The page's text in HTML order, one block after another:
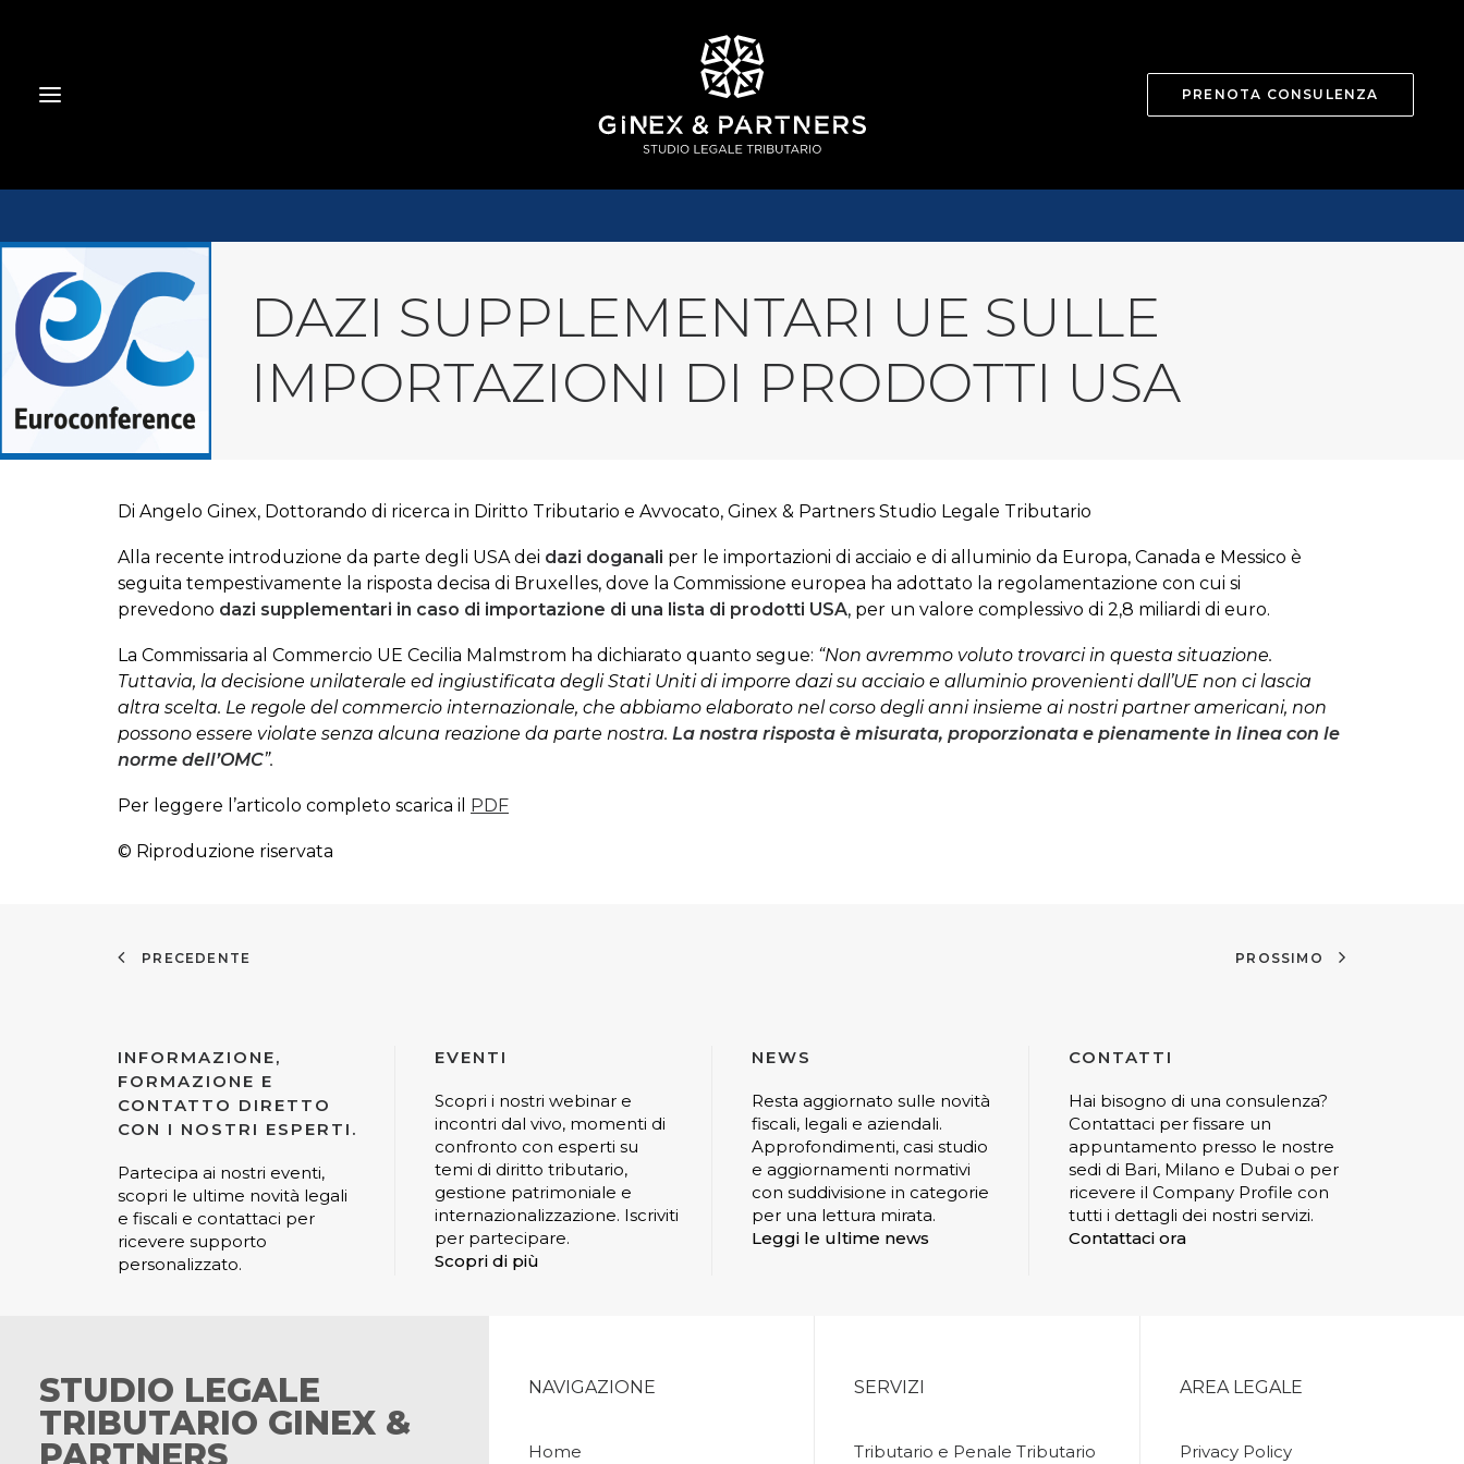
PRENOTA CONSULENZA
DAZI SUPPLEMENTARI UE SULLE
IMPORTAZIONI DI PRODOTTI USA
Di Angelo Ginex, Dottorando di ricerca in Diritto Tributario e Avvocato, Ginex & Partners Studio Legale Tributario
Alla recente introduzione da parte degli USA dei dazi doganali per le importazioni di acciaio e di alluminio da Europa, Canada e Messico è
seguita tempestivamente la risposta decisa di Bruxelles, dove la Commissione europea ha adottato la regolamentazione con cui si
prevedono dazi supplementari in caso di importazione di una lista di prodotti USA, per un valore complessivo di 2,8 miliardi di euro.
La Commissaria al Commercio UE Cecilia Malmstrom ha dichiarato quanto segue: “Non avremmo voluto trovarci in questa situazione.
Tuttavia, la decisione unilaterale ed ingiustificata degli Stati Uniti di imporre dazi su acciaio e alluminio provenienti dall’UE non ci lascia
altra scelta. Le regole del commercio internazionale, che abbiamo elaborato nel corso degli anni insieme ai nostri partner americani, non
possono essere violate senza alcuna reazione da parte nostra. La nostra risposta è misurata, proporzionata e pienamente in linea con le
norme dell’OMC”.
Per leggere l’articolo completo scarica il PDF
© Riproduzione riservata
PRECEDENTE PROSSIMO
INFORMAZIONE,
FORMAZIONE E
CONTATTO DIRETTO
CON I NOSTRI ESPERTI.
Partecipa ai nostri eventi,
scopri le ultime novità legali
e fiscali e contattaci per
ricevere supporto
personalizzato.
EVENTI
Scopri i nostri webinar e
incontri dal vivo, momenti di
confronto con esperti su
temi di diritto tributario,
gestione patrimoniale e
internazionalizzazione. Iscriviti
per partecipare.
Scopri di più
NEWS
Resta aggiornato sulle novità
fiscali, legali e aziendali.
Approfondimenti, casi studio
e aggiornamenti normativi
con suddivisione in categorie
per una lettura mirata.
Leggi le ultime news
CONTATTI
Hai bisogno di una consulenza?
Contattaci per fissare un
appuntamento presso le nostre
sedi di Bari, Milano e Dubai o per
ricevere il Company Profile con
tutti i dettagli dei nostri servizi.
Contattaci ora
STUDIO LEGALE
TRIBUTARIO GINEX &
PARTNERS
NAVIGAZIONE
Home
SERVIZI
Tributario e Penale Tributario
AREA LEGALE
Privacy Policy